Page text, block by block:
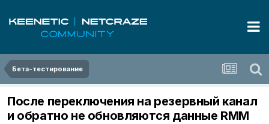
Бета-тестирование
После переключения на резервный канал
и обратно не обновляются данные RMM